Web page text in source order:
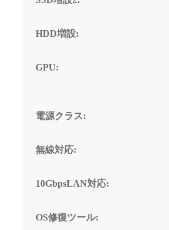
HDD増設:
GPU:
電源クラス:
無線対応:
10GbpsLAN対応:
OS修復ツール: